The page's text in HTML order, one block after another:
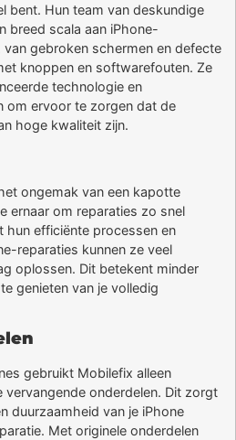
bent. Hun team van deskundige
breed scala aan iPhone-
gebroken schermen en defecte
knoppen en softwarefouten. Ze
technologie en
om ervoor te zorgen dat de
hoge kwaliteit zijn.
ongemak van een kapotte
ernaar om reparaties zo snel
hun efficiënte processen en
reparaties kunnen ze veel
oplossen. Dit betekent minder
genieten van je volledig
gebruikt Mobilefix alleen
onderdelen. Dit zorgt
duurzaamheid van je iPhone
Met originele onderdelen